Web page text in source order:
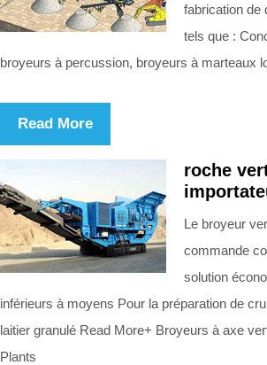
fabrication de
tels que :
broyeurs à percussion, broyeurs à marteaux
Read More
roche
Le broyeur
commande
solution
inférieurs à moyens Pour la préparation de
laitier granulé Read More+ Broyeurs à axe
Plants